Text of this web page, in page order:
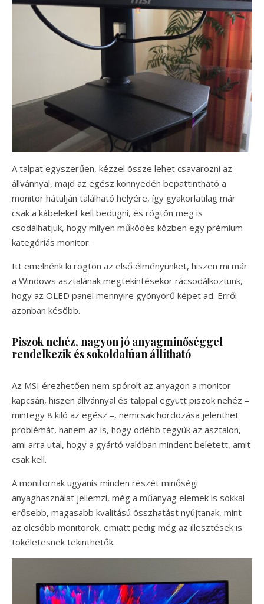
A talpat egyszerűen, kézzel össze lehet csavarozni az
állvánnyal, majd az egész könnyedén bepattintható a
monitor hátulján található helyére, így gyakorlatilag már
csak a kábeleket kell bedugni, és rögtön meg is
csodálhatjuk, hogy milyen működés közben egy prémium
kategóriás monitor.
Itt emelnénk ki rögtön az első élményünket, hiszen mi már
a Windows asztalának megtekintésekor rácsodálkoztunk,
hogy az OLED panel mennyire gyönyörű képet ad. Erről
azonban később.
Piszok nehéz, nagyon jó anyagminőséggel
rendelkezik és sokoldalúan állítható
Az MSI érezhetően nem spórolt az anyagon a monitor
kapcsán, hiszen állvánnyal és talppal együtt piszok nehéz –
mintegy 8 kiló az egész –, nemcsak hordozása jelenthet
problémát, hanem az is, hogy odébb tegyük az asztalon,
ami arra utal, hogy a gyártó valóban mindent beletett, amit
csak kell.
A monitornak ugyanis minden részét minőségi
anyaghasználat jellemzi, még a műanyag elemek is sokkal
erősebb, magasabb kvalitású összhatást nyújtanak, mint
az olcsóbb monitorok, emiatt pedig még az illesztések is
tökéletesnek tekinthetők.